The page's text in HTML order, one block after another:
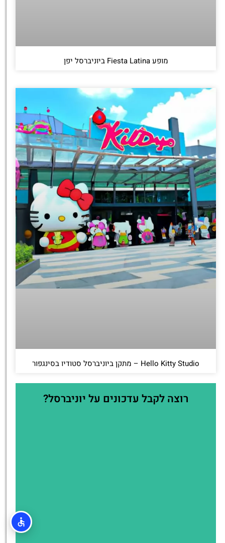
מופע Fiesta Latina ביוניברסל יפן
Hello Kitty Studio – מתקן ביוניברסל סטודיו בסינגפור
רוצה לקבל עדכונים על יוניברסל?